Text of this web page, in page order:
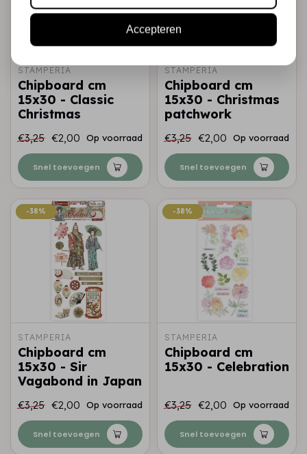
STAMPERIA
Chipboard cm
15x30 - Classic
Christmas
€3,25 €2,00 Op voorraad
Snel toevoegen
STAMPERIA
Chipboard cm
15x30 - Christmas
patchwork
€3,25 €2,00 Op voorraad
Snel toevoegen
-38%
-38%
STAMPERIA
Chipboard cm
15x30 - Sir
Vagabond in Japan
€3,25 €2,00 Op voorraad
Snel toevoegen
-38%
-38%
STAMPERIA
Chipboard cm
15x30 - Celebration
€3,25 €2,00 Op voorraad
Snel toevoegen
Accepteren